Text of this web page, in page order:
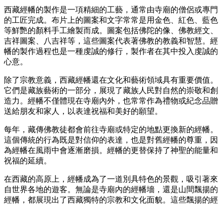
西藏經幡的製作是一項精細的工藝，通常由寺廟的僧侶或專門
的工匠完成。布片上的圖案和文字常常是用金色、紅色、藍色
等鮮艷的顏料手工繪製而成。圖案包括佛陀的像、佛教經文、
吉祥圖案、八吉祥等，這些圖案代表著佛教的教義和智慧。經
幡的製作過程也是一種虔誠的修行，製作者在其中投入虔誠的
心意。
除了宗教意義，西藏經幡還在文化和藝術領域具有重要價值。
它們是藏族藝術的一部分，展現了藏族人民對自然的崇敬和創
造力。經幡不僅體現在寺廟內外，也常常作為禮物或紀念品贈
送給朋友和家人，以表達祝福和美好的願望。
每年，藏傳佛教徒都會前往寺廟或特定的地點更換新的經幡。
這個傳統的行為既是對信仰的表達，也是對舊經幡的尊重，因
為經幡在風雨中會逐漸磨損。經幡的更替保持了神聖的能量和
祝福的延續。
在西藏的高原上，經幡成為了一道別具特色的景觀，吸引著來
自世界各地的遊客。無論是寺廟內的經幡墻，還是山間飄揚的
經幡，都展現出了西藏獨特的宗教和文化面貌。這些飄揚的經